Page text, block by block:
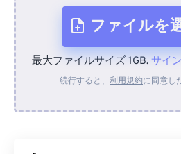
ファイルを
デバイスか
最大ファイルサイズ 1GB. サイ
続行すると、 利用規約に同意し